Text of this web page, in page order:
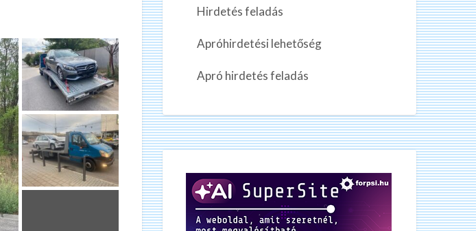
Hirdetés feladás
Apróhirdetési lehetőség
Apró hirdetés feladás